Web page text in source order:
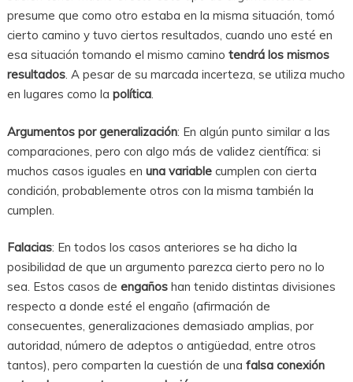
presume que como otro estaba en la misma situación, tomó
cierto camino y tuvo ciertos resultados, cuando uno esté en
esa situación tomando el mismo camino tendrá los mismos
resultados. A pesar de su marcada incerteza, se utiliza mucho
en lugares como la política.
Argumentos por generalización: En algún punto similar a las
comparaciones, pero con algo más de validez científica: si
muchos casos iguales en una variablecumplen con cierta
condición, probablemente otros con la misma también la
cumplen.
Falacias: En todos los casos anteriores se ha dicho la
posibilidad de que un argumento parezca cierto pero no lo
sea. Estos casos de engañoshan tenido distintas divisiones
respecto a donde esté el engaño (afirmación de
consecuentes, generalizaciones demasiado amplias, por
autoridad, número de adeptos o antigüedad, entre otros
tantos), pero comparten la cuestión de una falsa conexión